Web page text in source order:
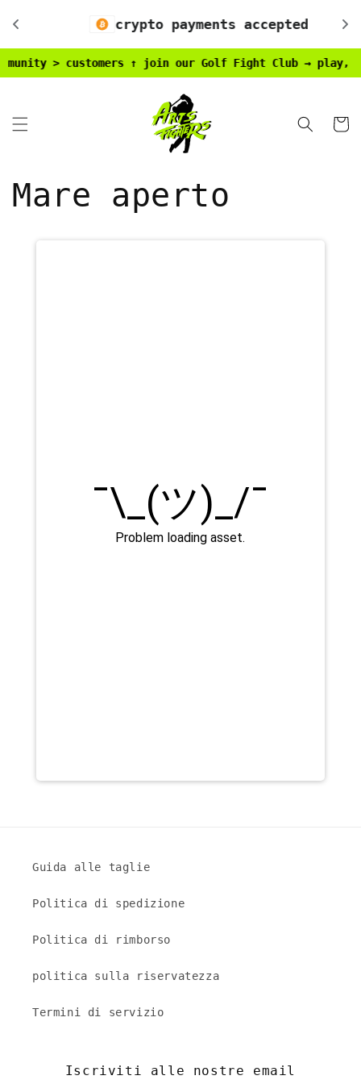
crypto payments accepted
> customers ↑ join our Golf Fight Club → play,
direttamente
ai contenuti
Mare aperto
Guida alle taglie
Politica di spedizione
Politica di rimborso
politica sulla riservatezza
Termini di servizio
Iscriviti alle nostre email